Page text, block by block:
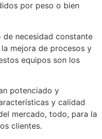
por peso o bien
necesidad constante
mejora de procesos y
equipos son los
potenciado y
y calidad
mercado, todo, para la
clientes.